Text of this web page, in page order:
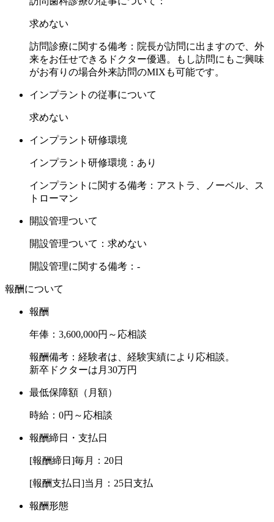
求めない
訪問診療に関する備考：院長が訪問に出ますので、外
来をお任せできるドクター優遇。もし訪問にもご興味
がお有りの場合外来訪問のMIXも可能です。
インプラントの従事について
求めない
インプラント研修環境
インプラント研修環境：あり
インプラントに関する備考：アストラ、ノーベル、ス
トローマン
開設管理ついて
開設管理ついて：求めない
開設管理に関する備考：-
報酬について
報酬
年俸：3,600,000円～応相談
報酬備考：経験者は、経験実績により応相談。
新卒ドクターは月30万円
最低保障額（月額）
時給：0円～応相談
報酬締日・支払日
[報酬締日]毎月：20日
[報酬支払日]当月：25日支払
報酬形態